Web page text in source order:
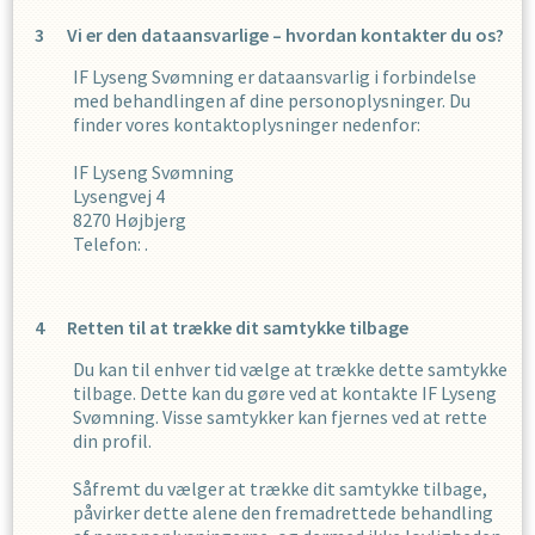
Vi er den dataansvarlige – hvordan kontakter du os?
IF Lyseng Svømning er dataansvarlig i forbindelse
med behandlingen af dine personoplysninger. Du
finder vores kontaktoplysninger nedenfor:
IF Lyseng Svømning
Lysengvej 4
8270 Højbjerg
Telefon: .
Retten til at trække dit samtykke tilbage
Du kan til enhver tid vælge at trække dette samtykke
tilbage. Dette kan du gøre ved at kontakte IF Lyseng
Svømning. Visse samtykker kan fjernes ved at rette
din profil.
Såfremt du vælger at trække dit samtykke tilbage,
påvirker dette alene den fremadrettede behandling